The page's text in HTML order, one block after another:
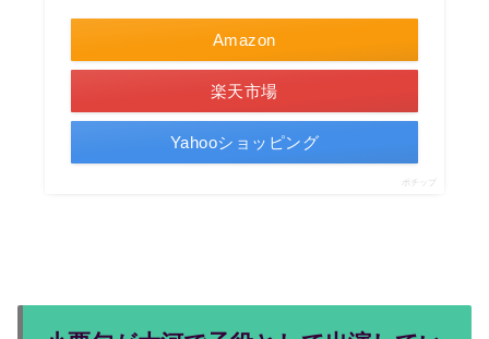
Amazon
楽天市場
Yahooショッピング
ポチップ